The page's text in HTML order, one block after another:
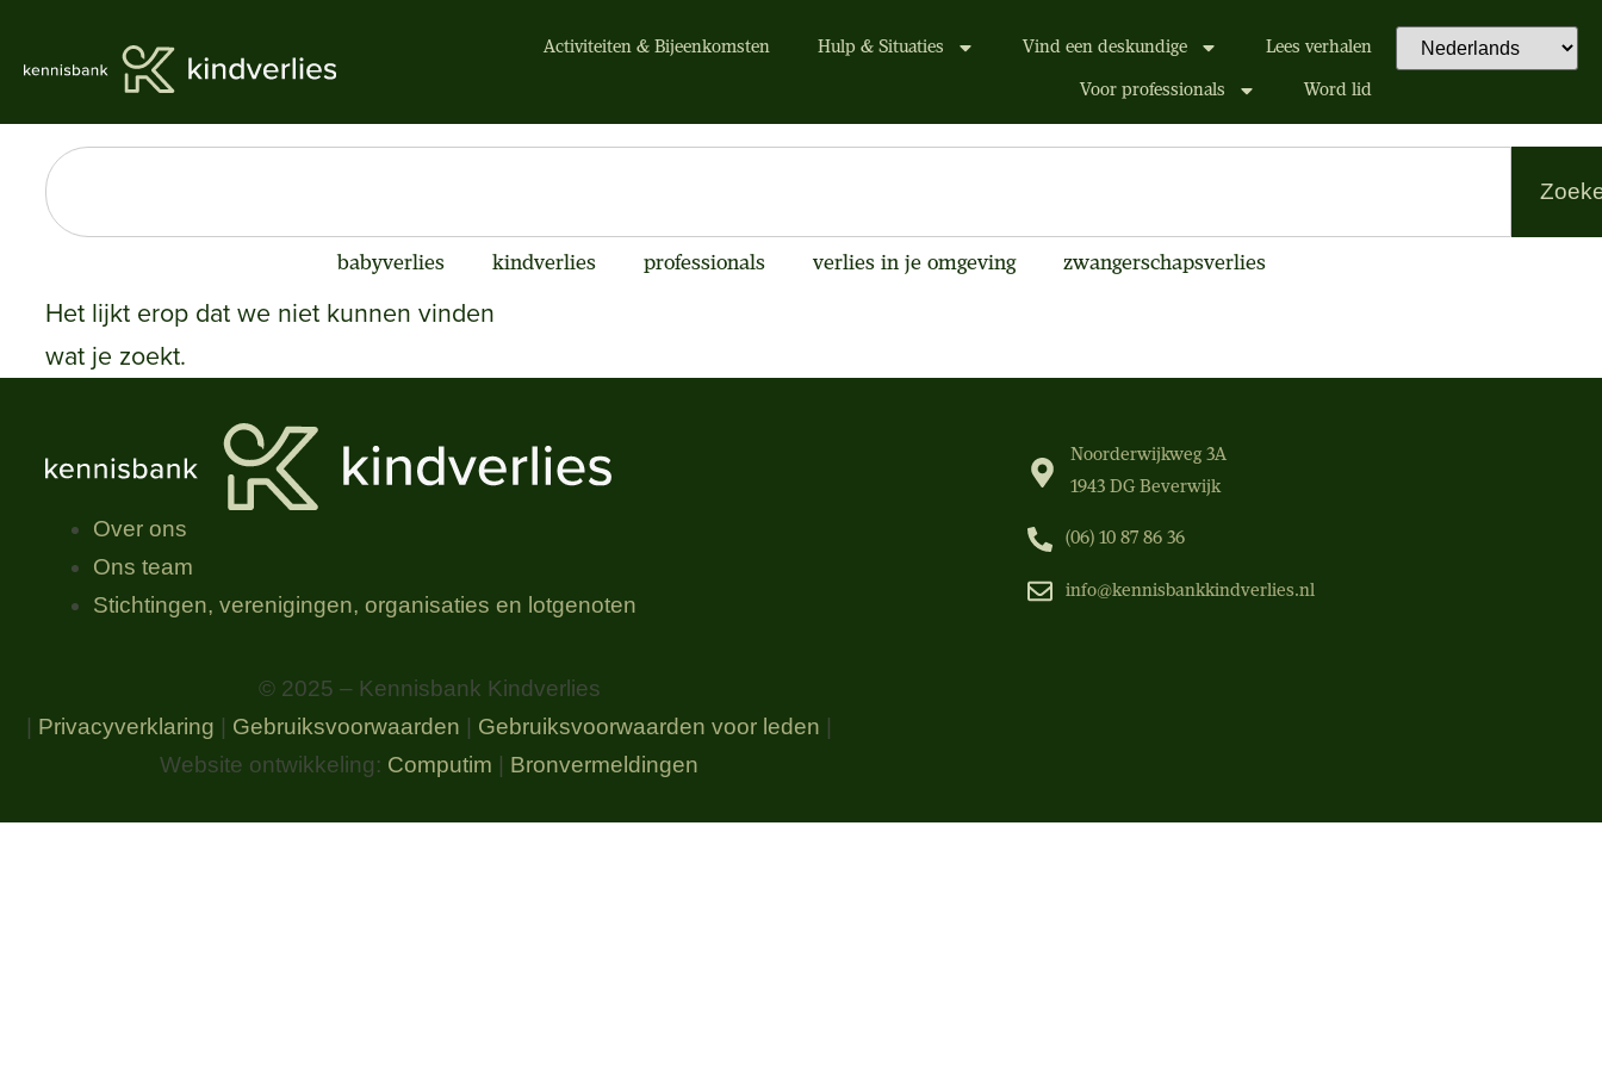
Activiteiten & Bijeenkomsten Hulp & Situaties Vind een deskundige Lees verhalen
Voor professionals Word lid
babyverlies kindverlies professionals verlies in je omgeving zwangerschapsverlies
Het lijkt erop dat we niet kunnen vinden
wat je zoekt.
Over ons
Ons team
Stichtingen, verenigingen, organisaties​ en lotgenoten
Noorderwijkweg 3A
1943 DG Beverwijk
(06) 10 87 86 36‬
info@kennisbankkindverlies.nl
© 2025 – Kennisbank Kindverlies
| Privacyverklaring | Gebruiksvoorwaarden | Gebruiksvoorwaarden voor leden |
Website ontwikkeling: Computim | Bronvermeldingen